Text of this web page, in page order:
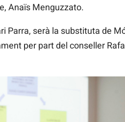
Anaïs Menguzzato.
Parra, serà la substituta de
per part del conseller